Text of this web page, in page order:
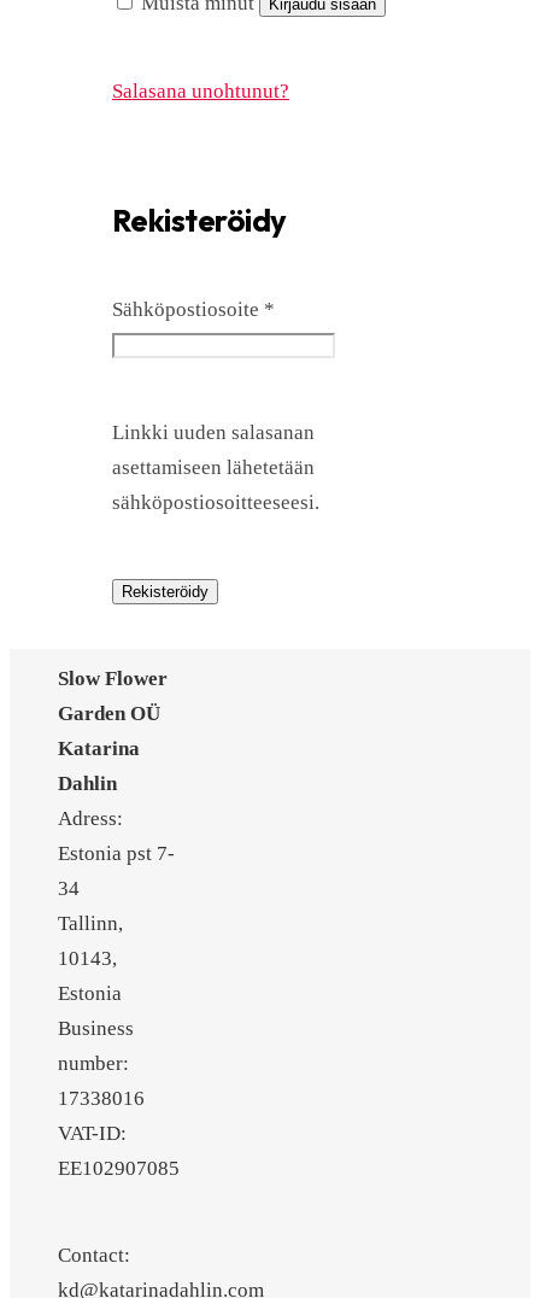
Kirjaudu sisään
Salasana unohtunut?
Rekisteröidy
Sähköpostiosoite *
Linkki uuden salasanan
asettamiseen lähetetään
sähköpostiosoitteeseesi.
Rekisteröidy
Slow Flower
Garden OÜ
Katarina
Dahlin
Adress:
Estonia pst 7-
34
Tallinn,
10143,
Estonia
Business
number:
17338016
VAT-ID:
EE102907085
Contact:
kd@katarinadahlin.com